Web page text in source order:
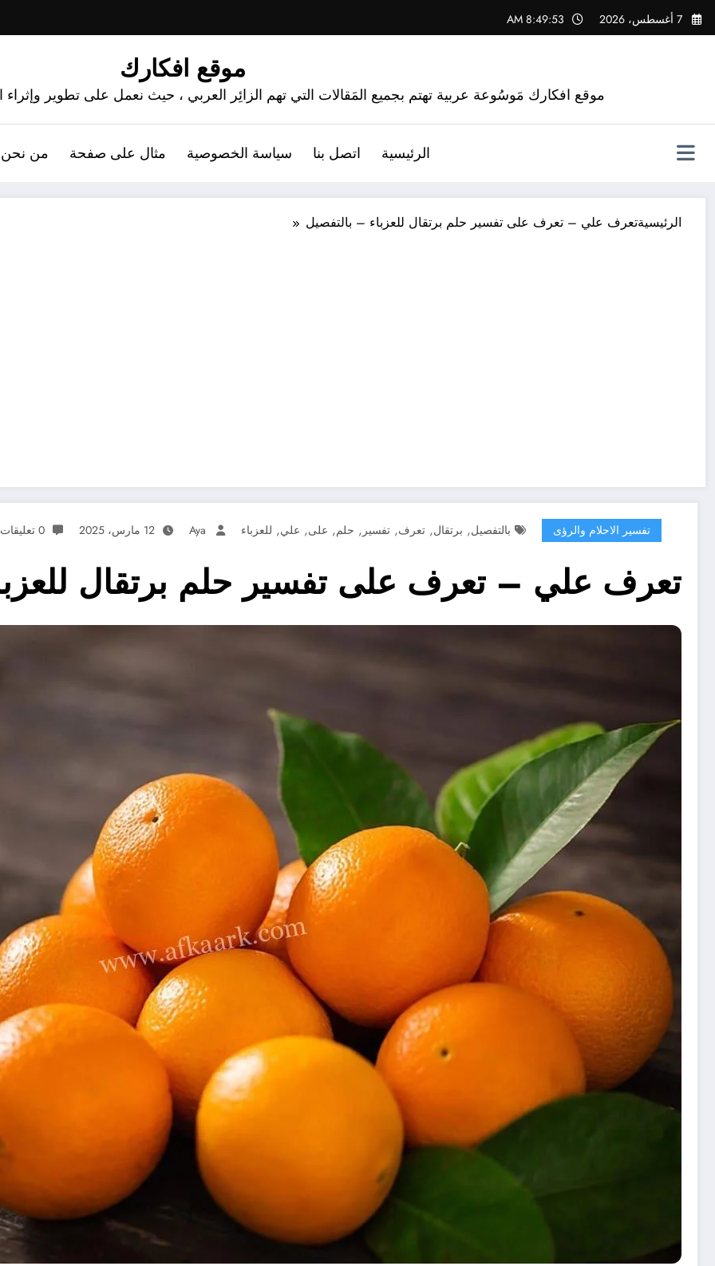
التجاوز
إلى
7 أغسطس، 2026 8:49:54 AM
موقع افكارك
موقع افكارك مَوسُوعة عربية تهتم بجميع المَقالات التي تهم الزائِر العربي ، حيث نعمل على تطوير
الرئيسية اتصل بنا سياسة الخصوصية مثال على صفحة من
الرئيسيةتعرف علي – تعرف على تفسير حلم برتقال للعزباء – بالتفصيل
تفسير الاحلام والرؤى بالتفصيل, برتقال, تعرف, تفسير , حلم, على, علي, للعزباء Aya 12 مارس، 2025 0 تعليقات
تعرف علي – تعرف على تفسير حلم برتقال